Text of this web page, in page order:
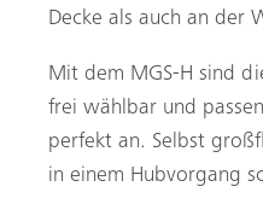
Decke als auch an der
Mit dem MGS-H sind
frei wählbar und
perfekt an. Selbst
in einem Hubvorgang